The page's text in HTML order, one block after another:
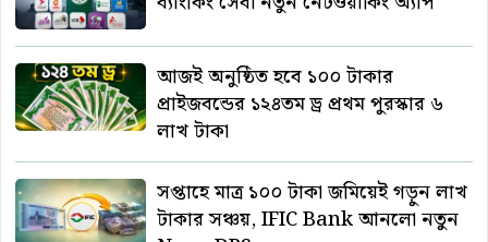
আজই অনুষ্ঠিত হবে ১০০ টাকার
প্রাইজবন্ডের ১২৪তম ড্র প্রথম পুরস্কার ৬
লাখ টাকা
সপ্তাহে মাত্র ১০০ টাকা জমিয়েই গড়ুন লাখ
টাকার সঞ্চয়, IFIC Bank আনলো নতুন